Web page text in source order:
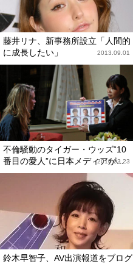
藤井リナ、新事務所設立「人間的
に成長したい」
2013.09.01
不倫騒動のタイガー・ウッズ“10
番目の愛人”に日本メディアが...
2010.03.23
鈴木早智子、AV出演報道をブログ